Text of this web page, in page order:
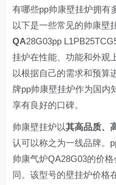
有哪些pp帅康壁挂炉拥有
以下是一些常见的帅康壁
QA28G03pp
挂炉在性能、功能和外观
以根据自己的需求和预算
牌pp帅康壁挂炉作为国内
享有良好的口碑。
帅康壁挂炉以其高品质、
认可以称之为一线品牌。
帅康气炉QA28G03的价
同。该型号的壁挂炉价格